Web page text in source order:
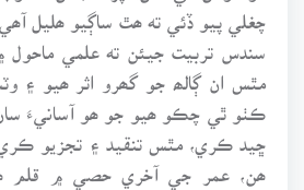
چغلي پيو ڏئي ته ھٿ ساڳيو ھليل
سندس تربيت جيئن ته علمي
مٿس ان ڳالھ جو گھرو اثر ھيو ۽
ڪٺو ٿي چڪو ھيو جو ھو آسانيءَ
ڇيد ڪري، مٿس تنقيد ۽ تجزيو
ھن، عمر جي آخري حصي ۾ قلم